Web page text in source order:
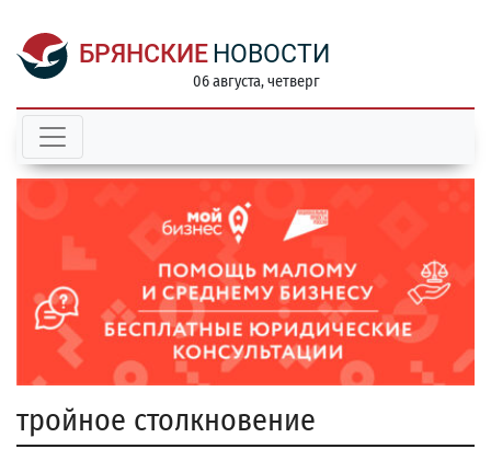
БРЯНСКИЕ НОВОСТИ
06 августа, четверг
тройное столкновение